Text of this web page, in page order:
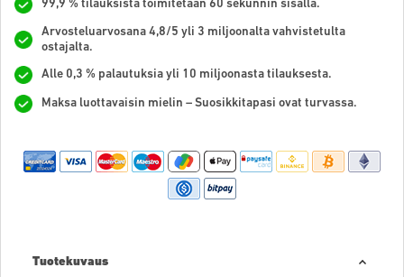
99,9 % tilauksista toimitetaan 60 sekunnin sisällä.
Arvosteluarvosana 4,8/5 yli 3 miljoonalta vahvistetulta
ostajalta.
Alle 0,3 % palautuksia yli 10 miljoonasta tilauksesta.
Maksa luottavaisin mielin – Suosikkitapasi ovat turvassa.
Tuotekuvaus